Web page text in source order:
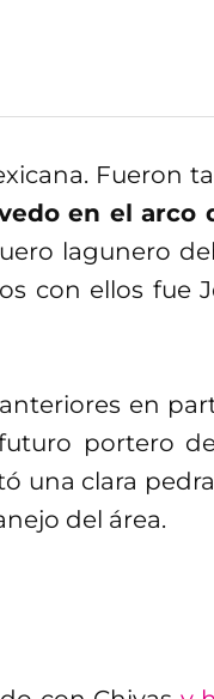
Fueron
en el arco
lagunero
con ellos fue
en
portero
una clara
del área.